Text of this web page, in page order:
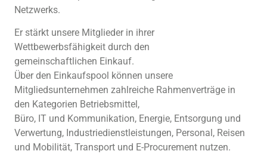
Netzwerks.
Er stärkt unsere Mitglieder in ihrer
Wettbewerbsfähigkeit durch den
gemeinschaftlichen Einkauf.
Über den Einkaufspool können unsere
Mitgliedsunternehmen zahlreiche Rahmenverträge in
den Kategorien Betriebsmittel,
Büro, IT und Kommunikation, Energie, Entsorgung und
Verwertung, Industriedienstleistungen, Personal, Reisen
und Mobilität, Transport und E-Procurement nutzen.